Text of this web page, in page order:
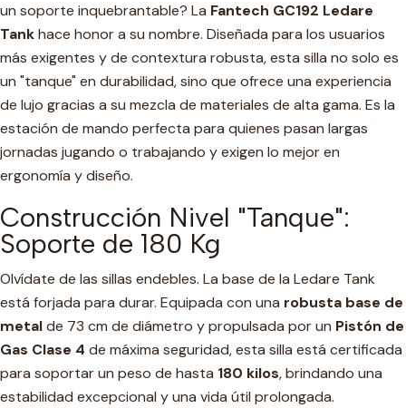
un soporte inquebrantable? La Fantech GC192 Ledare
Tankhace honor a su nombre. Diseñada para los usuarios
más exigentes y de contextura robusta, esta silla no solo es
un "tanque" en durabilidad, sino que ofrece una experiencia
de lujo gracias a su mezcla de materiales de alta gama. Es la
estación de mando perfecta para quienes pasan largas
jornadas jugando o trabajando y exigen lo mejor en
ergonomía y diseño.
Construcción Nivel "Tanque":
Soporte de 180 Kg
Olvídate de las sillas endebles. La base de la Ledare Tank
está forjada para durar. Equipada con una robusta base de
metalde 73 cm de diámetro y propulsada por un Pistón de
Gas Clase 4 de máxima seguridad, esta silla está certificada
para soportar un peso de hasta 180 kilos, brindando una
estabilidad excepcional y una vida útil prolongada.